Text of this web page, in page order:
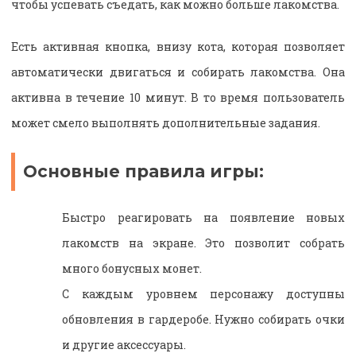
чтобы успевать съедать, как можно больше лакомства.
Есть активная кнопка, внизу кота, которая позволяет
автоматически двигаться и собирать лакомства. Она
активна в течение 10 минут. В то время пользователь
может смело выполнять дополнительные задания.
Основные правила игры:
Быстро реагировать на появление новых
лакомств на экране. Это позволит собрать
много бонусных монет.
С каждым уровнем персонажу доступны
обновления в гардеробе. Нужно собирать очки
и другие аксессуары.